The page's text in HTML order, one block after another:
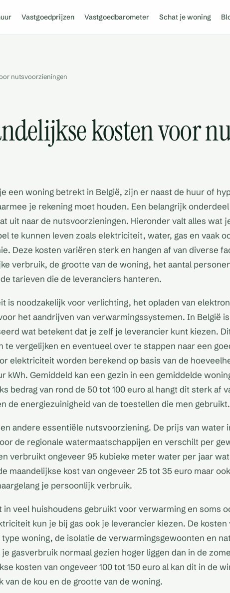
Vastgoedprijzen Vastgoedbarometer Schat je woning
nutsvoorzieningen
kosten voor
een woning betrekt in België, zijn er naast de huur of
je rekening moet houden. Een belangrijk
uit naar de nutsvoorzieningen. Hieronder valt alles wat
te kunnen leven zoals elektriciteit, water, gas en vaak
Deze kosten variëren sterk en hangen af van diverse
verbruik, de grootte van de woning, het aantal
tarieven die de leveranciers hanteren.
is noodzakelijk voor verlichting, het opladen van
het aandrijven van verwarmingssystemen. In België
wat betekent dat je zelf je leverancier kunt kiezen.
te vergelijken en eventueel over te stappen naar een
elektriciteit worden berekend op basis van de
kWh. Gemiddeld kan een gezin in een gemiddelde
bedrag van rond de 50 tot 100 euro al hangt dit sterk af
de energiezuinigheid van de toestellen die men gebruikt.
andere essentiële nutsvoorziening. De prijs van water
de regionale watermaatschappijen en verschilt per
verbruikt ongeveer 95 kubieke meter water per jaar
maandelijkse kost van ongeveer 25 tot 35 euro maar
je persoonlijk verbruik.
in veel huishoudens gebruikt voor verwarming en soms
kun je bij gas ook je leverancier kiezen. De kosten
type woning, de isolatie de verwarmingsgewoonten en
gasverbruik normaal gezien hoger liggen dan in de
kosten van ongeveer 100 tot 150 euro al kan dit in de
van de kou en de grootte van de woning.